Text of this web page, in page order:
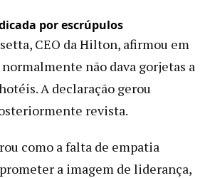
por escrúpulos
CEO da Hilton, afirmou em
não dava gorjetas a
A declaração gerou
revista.
como a falta de empatia
a imagem de liderança,